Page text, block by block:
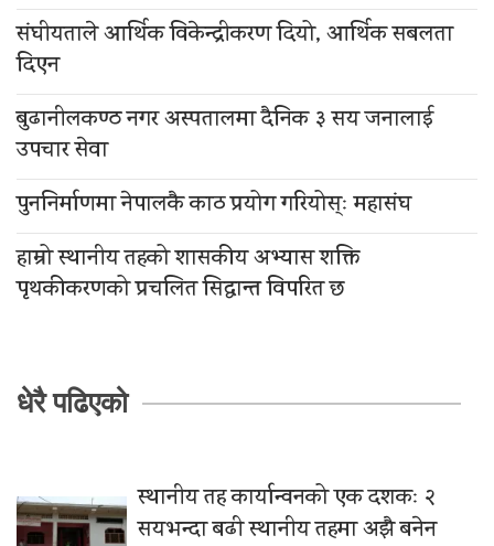
संघीयताले आर्थिक विकेन्द्रीकरण दियो, आर्थिक सबलता
दिएन
बुढानीलकण्ठ नगर अस्पतालमा दैनिक ३ सय जनालाई
उपचार सेवा
पुननिर्माणमा नेपालकै काठ प्रयोग गरियोस्ः महासंघ
हाम्रो स्थानीय तहको शासकीय अभ्यास शक्ति
पृथकीकरणको प्रचलित सिद्धान्त विपरित छ
धेरै पढिएको
स्थानीय तह कार्यान्वनको एक दशकः २
सयभन्दा बढी स्थानीय तहमा अझै बनेन